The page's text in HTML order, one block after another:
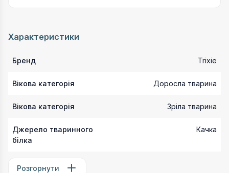
Характеристики
Бренд Trixie
Вікова категорія Доросла тварина
Вікова категорія Зріла тварина
Джерело тваринного
білка
Качка
Розгорнути